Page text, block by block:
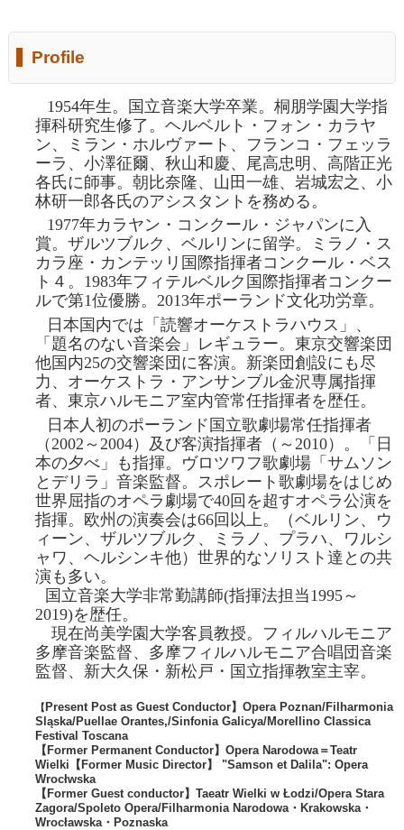
Profile
1954年生。国立音楽大学卒業。桐朋学園大学指
揮科研究生修了。ヘルベルト・フォン・カラヤ
ン、ミラン・ホルヴァート、フランコ・フェッラ
ーラ、小澤征爾、秋山和慶、尾高忠明、高階正光
各氏に師事。朝比奈隆、山田一雄、岩城宏之、小
林研一郎各氏のアシスタントを務める。
1977年カラヤン・コンクール・ジャパンに入
賞。ザルツブルク、ベルリンに留学。ミラノ・ス
カラ座・カンテッリ国際指揮者コンクール・ベス
ト４。 1983年フィテルベルク国際指揮者コンクー
ルで第1位優勝。2013年ポーランド文化功労章。
日本国内では「読響オーケストラハウス」、
「題名のない音楽会」レギュラー。東京交響楽団
他国内25の交響楽団に客演。新楽団創設にも尽
力、オーケストラ・アンサンブル金沢専属指揮
者、東京ハルモニア室内管常任指揮者を歴任。
日本人初のポーランド国立歌劇場常任指揮者
（2002 ～2004）及び客演指揮者（～2010）。「日
本の夕べ」も指揮。ヴロツワフ歌劇場「サムソン
とデリラ」音楽監督。スポレート歌劇場をはじめ
世界屈指のオペラ劇場で40回を超すオペラ公演を
指揮。欧州の演奏会は66回以上。（ベルリン、ウ
ィーン、ザルツブルク、ミラノ、プラハ、ワルシ
ャワ、ヘルシンキ他）世界的なソリスト達との共
演も多い。
国立音楽大学非常勤講師(指揮法担当1995～
2019)を歴任。
現在尚美学園大学客員教授。フィルハルモニア
多摩音楽監督、多摩フィルハルモニア合唱団音楽
監督、新大久保・新松戸・国立指揮教室主宰。
【Present Post as Guest Conductor】Opera Poznan/Filharmonia
Sląska/Puellae Orantes,/Sinfonia Galicya/Morellino Classica
Festival Toscana
【Former Permanent Conductor】Opera Narodowa＝Teatr
Wielki【Former Music Director】 "Samson et Dalila": Opera
Wrocłwska
【Former Guest conductor】Taeatr Wielki w Łodzi/Opera Stara
Zagora/Spoleto Opera/Filharmonia Narodowa・Krakowska・
Wrocławska・Poznaska